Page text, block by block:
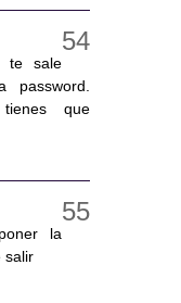
te sale
password.
que
la
salir